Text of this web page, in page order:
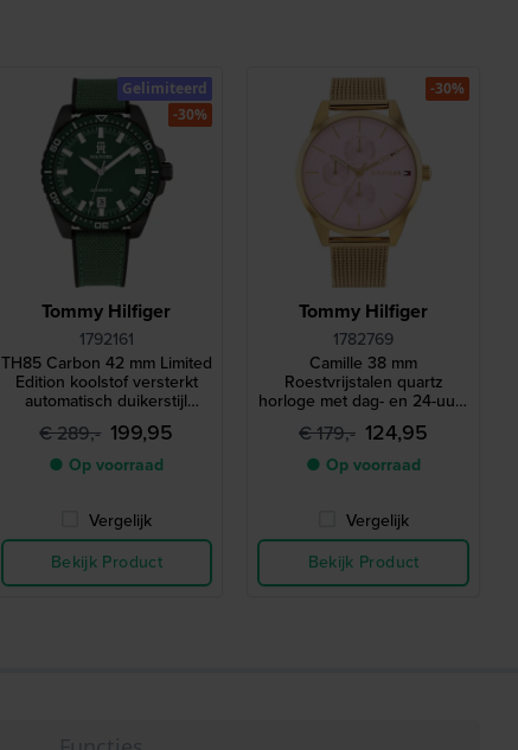
Tommy Hilfiger
1792161
TH85 Carbon 42 mm Limited
Edition koolstof versterkt
automatisch duikerstijl
horloge
€ 289,- 199,95
● Op voorraad
Vergelijk
Bekijk Product
Gelimiteerd
-30%
Tommy Hilfiger
1782769
Camille 38 mm
Roestvrijstalen quartz
horloge met dag- en 24-uurs
wijzerplaat
€ 179,- 124,95
● Op voorraad
Vergelijk
Bekijk Product
-30%